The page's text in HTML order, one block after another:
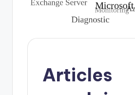
Articles